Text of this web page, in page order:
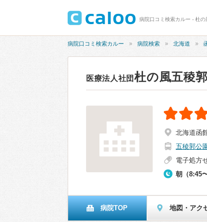
病院口コミ検索カルー - 杜
病院口コミ検索カルー 病院検索 北海道
医療法人社団杜の風五稜
北海道函
五稜郭公
電子処方
朝（8:45〜
病院TOP 地図・アク